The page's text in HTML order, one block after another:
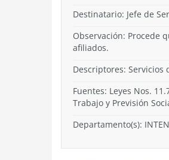
Destinatario: Jefe de
Observación: Procede
afiliados.
Descriptores: Servicios
Fuentes: Leyes Nos.
Trabajo y Previsión
Departamento(s):